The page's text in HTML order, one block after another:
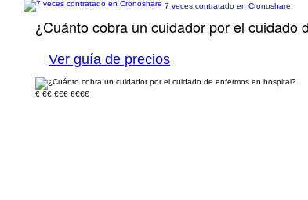
7 veces contratado en Cronoshare
¿Cuánto cobra un cuidador por el cuidado
Ver guía de precios
€ €€ €€€ €€€€